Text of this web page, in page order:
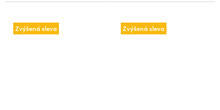
Zvýšená sleva Zvýšená sleva